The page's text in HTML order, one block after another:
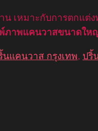
หมาะกับการตกแต่ง
ภาพแคนวาสขนาดให
นแคนวาส กรุงเทพ, ปริ้